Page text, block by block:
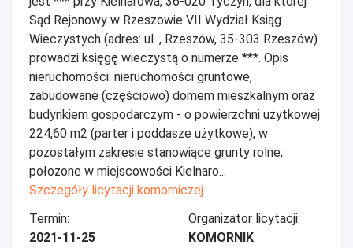
Sąd Rejonowy w Rzeszowie VII Wydział Ksiąg
Wieczystych (adres: ul. , Rzeszów, 35-303 Rzeszów)
prowadzi księgę wieczystą o numerze ***. Opis
nieruchomości: nieruchomości gruntowe,
zabudowane (częściowo) domem mieszkalnym oraz
budynkiem gospodarczym - o powierzchni użytkowej
224,60 m2 (parter i poddasze użytkowe), w
pozostałym zakresie stanowiące grunty rolne;
położone w miejscowości Kielnaro...
Szczegóły licytacji komorniczej
Termin:
2021-11-25
Organizator licytacji:
KOMORNIK